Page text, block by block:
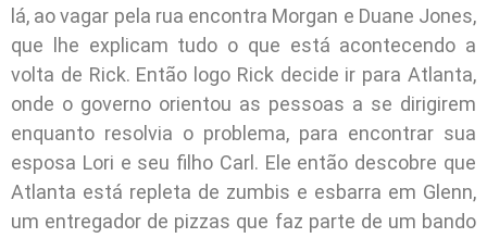
lá, ao vagar pela rua encontra Morgan e Duane Jones,
que lhe explicam tudo o que está acontecendo a
volta de Rick. Então logo Rick decide ir para Atlanta,
onde o governo orientou as pessoas a se dirigirem
enquanto resolvia o problema, para encontrar sua
esposa Lori e seu filho Carl. Ele então descobre que
Atlanta está repleta de zumbis e esbarra em Glenn,
um entregador de pizzas que faz parte de um bando